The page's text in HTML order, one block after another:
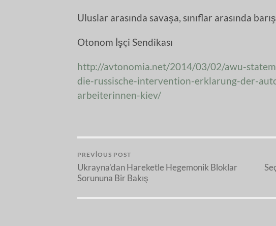
Uluslar arasında savaşa, sınıflar arasında
Otonom İşçi Sendikası
http://avtonomia.net/2014/03/02/awu-
die-russische-intervention-erklarung-der-
arbeiterinnen-kiev/
PREVIOUS POST
Ukrayna’dan Hareketle Hegemonik Bloklar
Sorununa Bir Bakış